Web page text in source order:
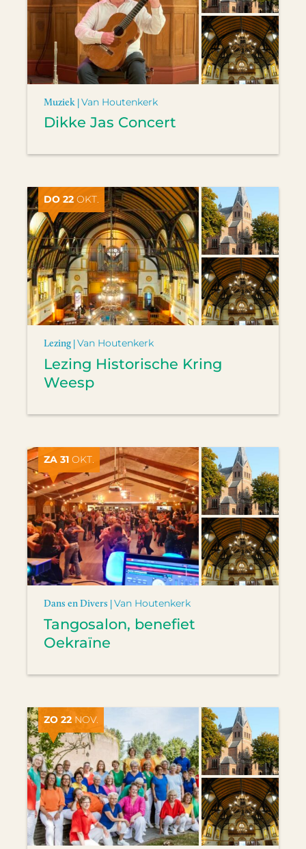
Muziek |Van Houtenkerk
Dikke Jas Concert
DO 22 OKT.
Lezing |Van Houtenkerk
Lezing Historische Kring
Weesp
ZA 31 OKT.
Dans en Divers |Van Houtenkerk
Tangosalon, benefiet
Oekraïne
ZO 22 NOV.